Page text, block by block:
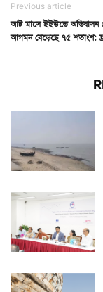
Previous article
আট মাসে ইইউতে অভিবাসন
আগমন বেড়েছে ৭৫ শতাংশ: